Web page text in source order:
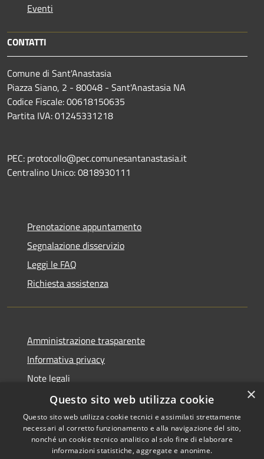
Eventi
CONTATTI
Comune di Sant'Anastasia
Piazza Siano, 2 - 80048 - Sant'Anastasia NA
Codice Fiscale: 00618150635
Partita IVA: 01245331218
PEC: protocollo@pec.comunesantanastasia.it
Centralino Unico: 0818930111
Prenotazione appuntamento
Segnalazione disservizio
Leggi le FAQ
Richiesta assistenza
Amministrazione trasparente
Informativa privacy
Note legali
Dichiarazione di accessibilità
Copyright © 2026 • Comune di
×
Questo sito web utilizza cookie
Questo sito web utilizza cookie tecnici e assimilati strettamente
necessari al corretto funzionamento e alla navigazione del sito,
nonché un cookie tecnico analitico al solo fine di elaborare
informazioni statistiche, aggregate e anonime.